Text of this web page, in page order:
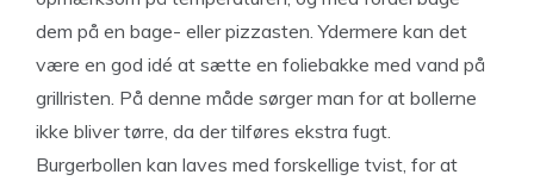
dem på en bage- eller pizzasten. Ydermere kan det
være en god idé at sætte en foliebakke med vand på
grillristen. På denne måde sørger man for at bollerne
ikke bliver tørre, da der tilføres ekstra fugt.
Burgerbollen kan laves med forskellige tvist, for at